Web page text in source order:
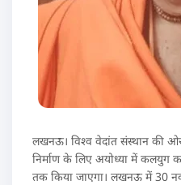
लखनऊ। विश्व वेदांत संस्थान की
निर्माण के लिए अयोध्या में कलयुग
तक किया जाएगा। लखनऊ में 30